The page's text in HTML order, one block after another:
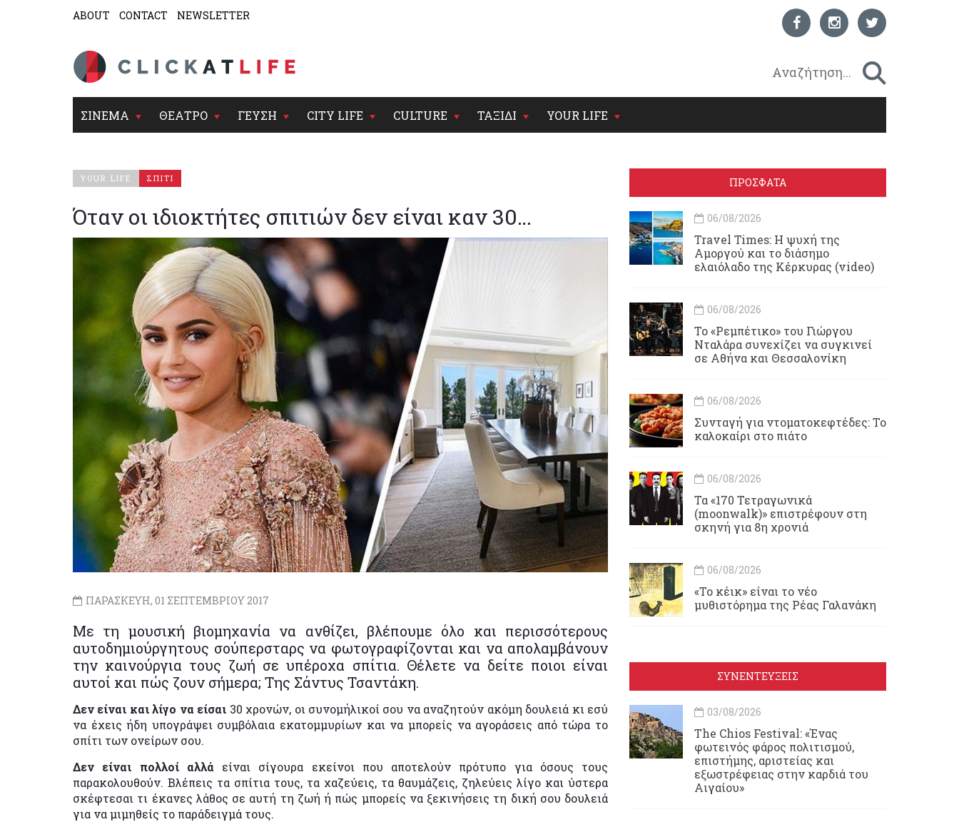
ABOUT CONTACT NEWSLETTER
ΣΙΝΕΜΑ ΘΕΑΤΡΟ ΓΕΥΣΗ CITY LIFE CULTURE ΤΑΞΙΔΙ YOUR LIFE
YOUR LIFE ΣΠΙΤΙ
Όταν οι ιδιοκτήτες σπιτιών δεν είναι καν 30…
ΠΑΡΑΣΚΕΥΗ, 01 ΣΕΠΤΕΜΒΡΙΟΥ 2017
Με τη μουσική βιομηχανία να ανθίζει, βλέπουμε όλο και περισσότερους
αυτοδημιούργητους σούπερσταρς να φωτογραφίζονται και να απολαμβάνουν
την καινούργια τους ζωή σε υπέροχα σπίτια. Θέλετε να δείτε ποιοι είναι
αυτοί και πώς ζουν σήμερα; Της Σάντυς Τσαντάκη.
Δεν είναι και λίγο να είσαι 30 χρονών, οι συνομήλικοί σου να αναζητούν ακόμη δουλειά κι εσύ
να έχεις ήδη υπογράψει συμβόλαια εκατομμυρίων και να μπορείς να αγοράσεις από τώρα το
σπίτι των ονείρων σου.
Δεν είναι πολλοί αλλά είναι σίγουρα εκείνοι που αποτελούν πρότυπο για όσους τους
παρακολουθούν. Βλέπεις τα σπίτια τους, τα χαζεύεις, τα θαυμάζεις, ζηλεύεις λίγο και ύστερα
σκέφτεσαι τι έκανες λάθος σε αυτή τη ζωή ή πώς μπορείς να ξεκινήσεις τη δική σου δουλειά
για να μιμηθείς το παράδειγμά τους.
ΠΡΟΣΦΑΤΑ
06/08/2026
Travel Times: H ψυχή της
Αμοργού και το διάσημο
ελαιόλαδο της Κέρκυρας (video)
06/08/2026
Το «Ρεμπέτικο» του Γιώργου
Νταλάρα συνεχίζει να συγκινεί
σε Αθήνα και Θεσσαλονίκη
06/08/2026
Συνταγή για ντοματοκεφτέδες: Το
καλοκαίρι στο πιάτο
06/08/2026
Τα «170 Τετραγωνικά
(moonwalk)» επιστρέφουν στη
σκηνή για 8η χρονιά
06/08/2026
«Το κέικ» είναι το νέο
μυθιστόρημα της Ρέας Γαλανάκη
ΣΥΝΕΝΤΕΥΞΕΙΣ
03/08/2026
Τhe Chios Festival: «Ένας
φωτεινός φάρος πολιτισμού,
επιστήμης, αριστείας και
εξωστρέφειας στην καρδιά του
Αιγαίου»